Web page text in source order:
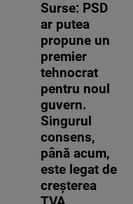
Surse: PSD
ar putea
propune un
premier
tehnocrat
pentru noul
guvern.
Singurul
consens,
până acum,
este legat de
creșterea